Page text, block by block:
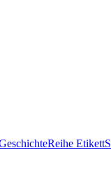
Reihe Etikett